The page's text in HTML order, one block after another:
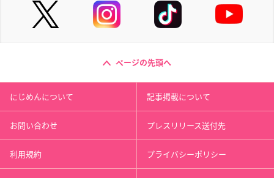
ページの先頭へ
にじめんについて 記事掲載について
お問い合わせ プレスリリース送付先
利用規約 プライバシーポリシー